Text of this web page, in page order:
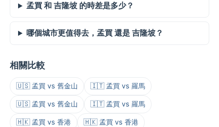
孟買 和 吉隆坡 的時差是多少？
哪個城市更值得去，孟買 還是 吉隆坡？
相關比較
🇺🇸 孟買 vs 舊金山 🇮🇹 孟買 vs 羅馬
🇺🇸 孟買 vs 舊金山 🇮🇹 孟買 vs 羅馬
🇭🇰 孟買 vs 香港 🇭🇰 孟買 vs 香港